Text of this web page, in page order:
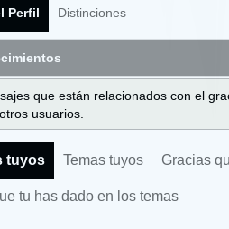
Perfil Distinciones
que están relacionados con el
usuarios.
tuyos Temas tuyos Gracias
tu has dado en los temas